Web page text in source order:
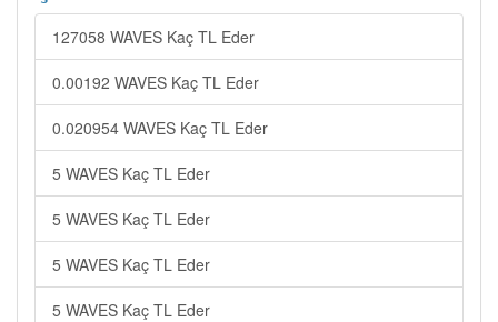
127058 WAVES Kaç TL Eder
0.00192 WAVES Kaç TL Eder
0.020954 WAVES Kaç TL Eder
5 WAVES Kaç TL Eder
5 WAVES Kaç TL Eder
5 WAVES Kaç TL Eder
5 WAVES Kaç TL Eder